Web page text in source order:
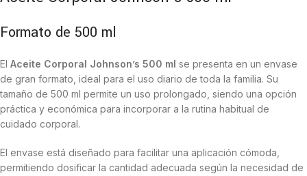
Formato de 500 ml
El Aceite Corporal Johnson’s 500 ml se presenta en un envase
de gran formato, ideal para el uso diario de toda la familia. Su
tamaño de 500 ml permite un uso prolongado, siendo una opción
práctica y económica para incorporar a la rutina habitual de
cuidado corporal.
El envase está diseñado para facilitar una aplicación cómoda,
permitiendo dosificar la cantidad adecuada según la necesidad de